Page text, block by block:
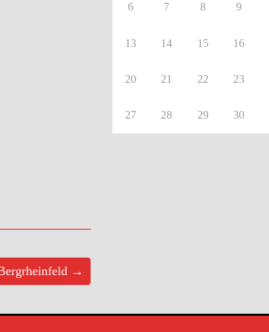
→
6 7 8 9
13 14 15 16
20 21 22 23
27 28 29 30